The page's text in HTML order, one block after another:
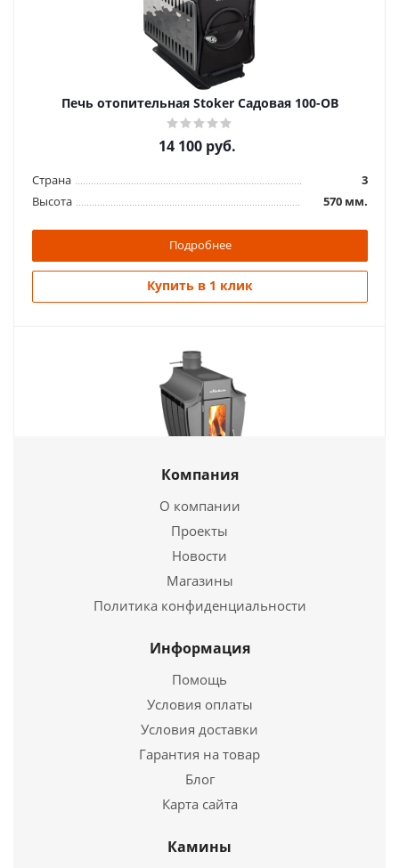
Печь отопительная Stoker Садовая 100-ОВ
14 100руб.
Страна
3
Высота
570 мм.
Подробнее
Купить в 1 клик
Отопительная печь Stoker 100-C
21 500
Компания
О компании
Проекты
Новости
Магазины
Политика конфиденциальности
Информация
Помощь
Условия оплаты
Условия доставки
Гарантия на товар
Блог
Карта сайта
Камины